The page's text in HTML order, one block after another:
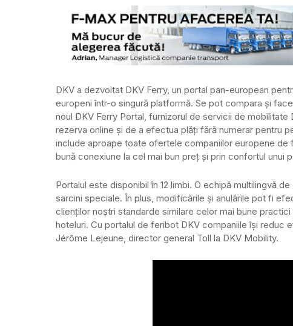
DKV a dezvoltat DKV Ferry, un portal pan-european
europeni într-o singură platformă. Se pot compara și
noul DKV Ferry Portal, furnizorul de servicii de
rezerva online și de a efectua plăți fără numerar pentru
include aproape toate ofertele companiilor europene
bună conexiune la cel mai bun preț și prin confortul unui
Portalul este disponibil în 12 limbi. O echipă multilingvă
sarcini speciale. În plus, modificările și anulările pot fi
clienților noștri standarde similare celor mai bune
hoteluri. Cu portalul de feribot DKV companiile își reduc
Jérôme Lejeune, director general Toll la DKV Mobility.